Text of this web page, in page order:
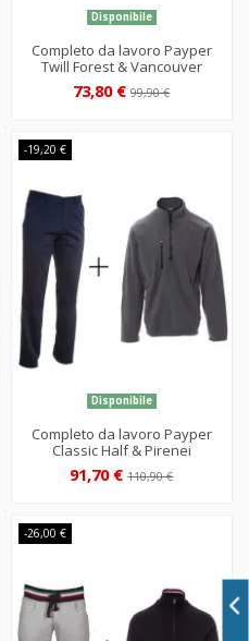
Disponibile
Completo da lavoro Payper
Twill Forest & Vancouver
73,80 €99,90 €
-19,20 €
Disponibile
Completo da lavoro Payper
Classic Half & Pirenei
91,70 €110,90 €
-26,00 €